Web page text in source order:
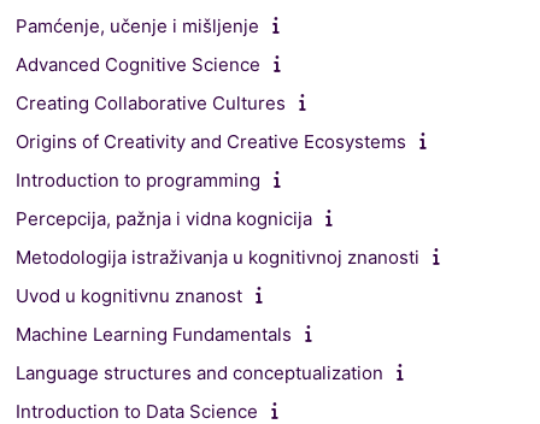
Pamćenje, učenje i mišljenje
Advanced Cognitive Science
Creating Collaborative Cultures
Origins of Creativity and Creative Ecosystems
Introduction to programming
Percepcija, pažnja i vidna kognicija
Metodologija istraživanja u kognitivnoj znanosti
Uvod u kognitivnu znanost
Machine Learning Fundamentals
Language structures and conceptualization
Introduction to Data Science